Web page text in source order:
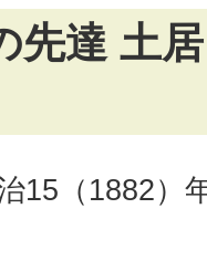
先達 土
15（1882）